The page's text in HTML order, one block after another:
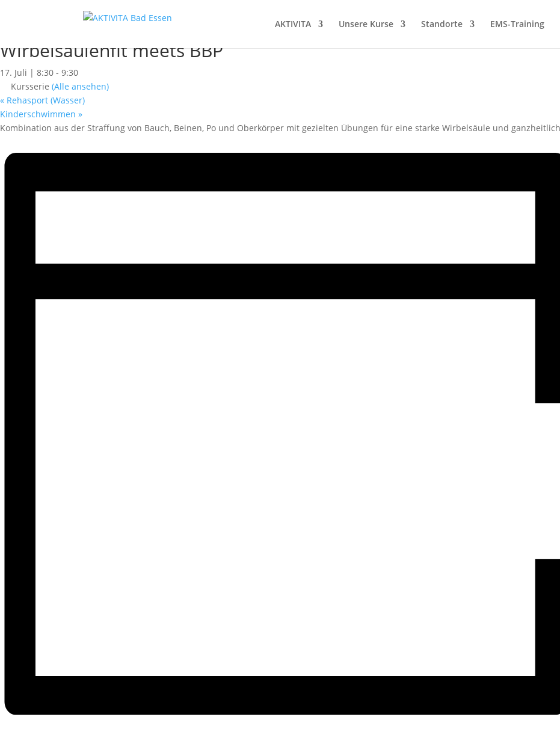
AKTIVITA Unsere Kurse Standorte EMS-Training
Wirbelsäulenfit meets BBP
17. Juli | 8:30 - 9:30
Kursserie (Alle ansehen)
« Rehasport (Wasser)
Kinderschwimmen »
Kombination aus der Straffung von Bauch, Beinen, Po und Oberkörper mit gezielten Übungen für eine starke Wirbelsäule und